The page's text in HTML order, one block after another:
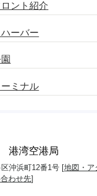
ント紹介
ーバー
ミナル
港湾空港局
沖浜町12番1号 [地図・ア
わせ先]